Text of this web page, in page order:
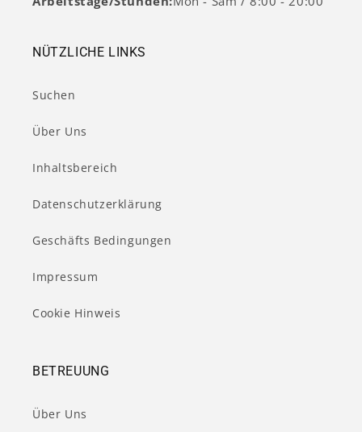
NÜTZLICHE LINKS
Suchen
Über Uns
Inhaltsbereich
Datenschutzerklärung
Geschäfts Bedingungen
Impressum
Cookie Hinweis
BETREUUNG
Über Uns